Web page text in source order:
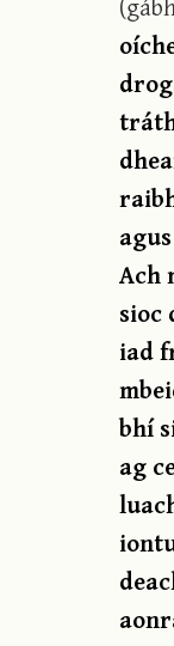
Ach
sioc
iad
bhí
ag